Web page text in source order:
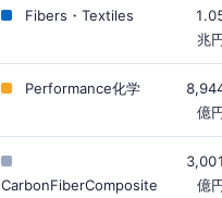
Fibers・Textiles
兆
Performance化学
億
CarbonFiberComposite
億